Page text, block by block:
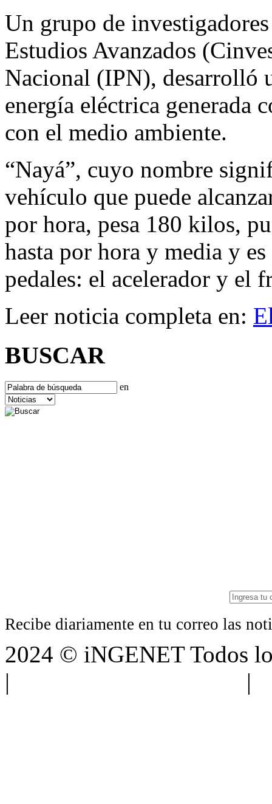
Un grupo de
Estudios Avanzados
Nacional (IPN), desarrolló
energía eléctrica generada
con el medio ambiente.
“Nayá”, cuyo nombre
vehículo que puede
por hora, pesa 180 kilos,
hasta por hora y media y
pedales: el acelerador y el
Leer noticia completa en:
BUSCAR
en
Recibe diariamente en tu correo las
2024 © iNGENET Todos
|
|